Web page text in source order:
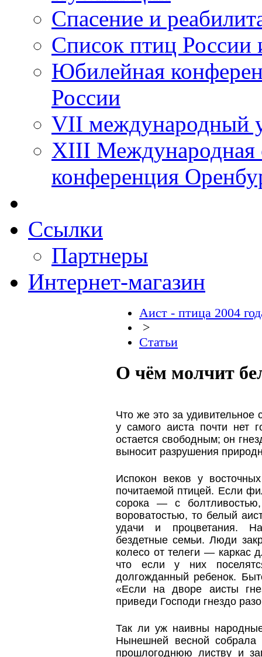
Спасение и
Список птиц России
Юбилейная
России
VII международный
XIII Международная
конференция
Ссылки
Партнеры
Интернет-магазин
Аист - птица 2004
>
Статьи
О чём молчит
Что же это за
у самого аиста почти нет
остается свободным; он
выносит разрушения
Испокон веков у
почитаемой птицей. Если
сорока — с
вороватостью, то белый
удачи и процветания.
бездетные семьи. Люди
колесо от телеги — каркас
что если у них
долгожданный ребенок.
«Если на дворе аисты
приведи Господи гнездо
Так ли уж наивны
Нынешней весной
прошлогоднюю листву и